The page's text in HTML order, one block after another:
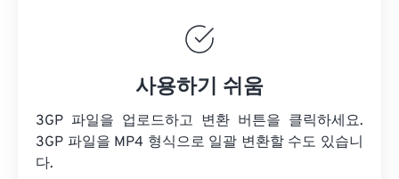
사용하기 쉬움
3GP 파일을 업로드하고 변환 버튼을 클릭하세요.
3GP 파일을 MP4 형식으로 일괄 변환할 수도 있습니
다.